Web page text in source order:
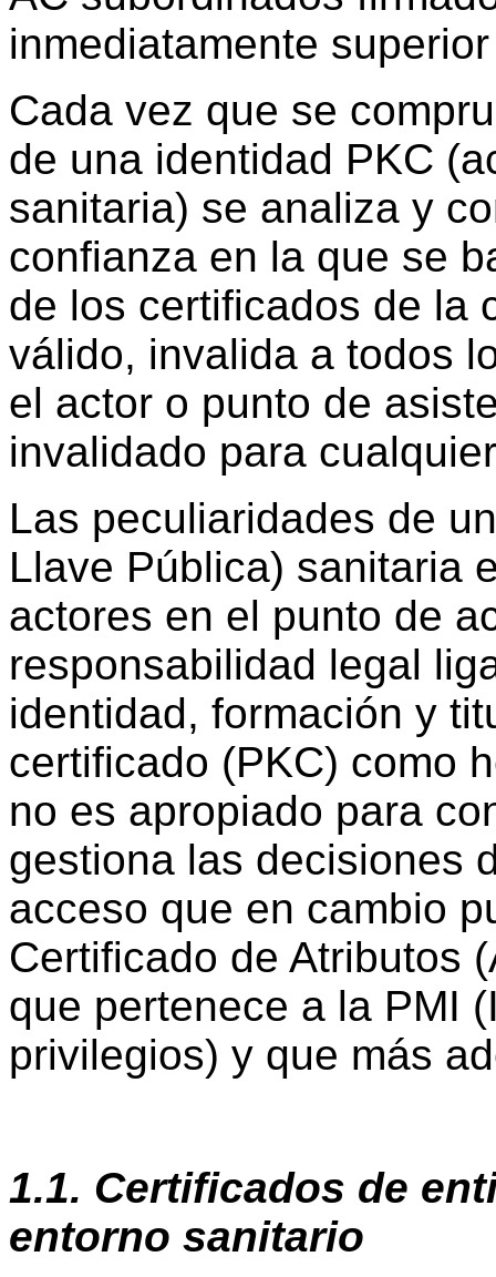
inmediatamente
Cada vez que se
de una identidad PKC
sanitaria) se analiza y
confianza en la que se
de los certificados de la
válido, invalida a todos
el actor o punto de
invalidado para
Las peculiaridades de
Llave Pública) sanitaria
actores en el punto de
responsabilidad legal
identidad, formación y
certificado (PKC) como
no es apropiado para
gestiona las decisiones
acceso que en cambio
Certificado de Atributos
que pertenece a la PMI
privilegios) y que más
1.1. Certificados de
entorno sanitario